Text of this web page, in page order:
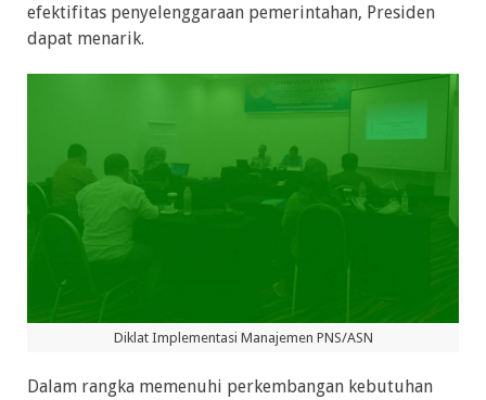
efektifitas penyelenggaraan pemerintahan, Presiden
dapat menarik.
Diklat Implementasi Manajemen PNS/ASN
Dalam rangka memenuhi perkembangan kebutuhan